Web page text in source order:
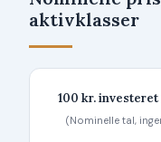
aktivklasser
100 kr.
(Nominelle tal,